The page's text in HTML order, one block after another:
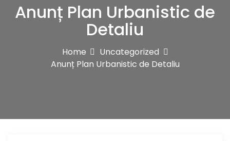
n
Anunț Plan Urbanistic de
Detaliu
Home
Uncategorized
Anunț Plan Urbanistic de Detaliu